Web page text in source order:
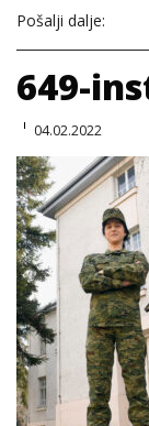
Pošalji dalje:
649-
04.02.2022